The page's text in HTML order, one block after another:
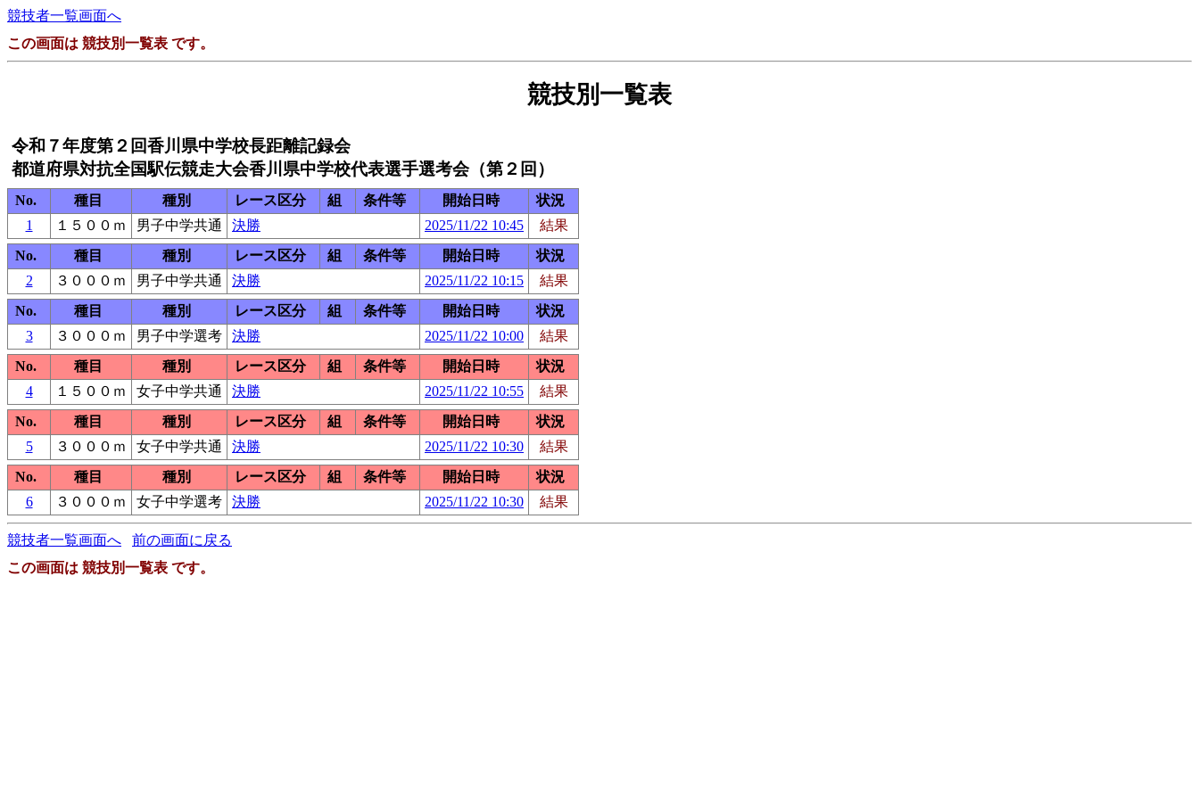
競技者一覧画面へ
この画面は 競技別一覧表 です。
競技別一覧表
令和７年度第２回香川県中学校長距離記録会
都道府県対抗全国駅伝競走大会香川県中学校代表選手選考会（第２回）
No. 種目 種別 レース区分 組 条件等 開始日時
状況
1
１５００ｍ 男子中学共通 決勝 2025/11/22 10:45
結果
No.
種目 種別 レース区分 組 条件等 開始日時
状況
2
３０００ｍ 男子中学共通 決勝 2025/11/22 10:15
結果
No.
種目 種別 レース区分 組 条件等 開始日時
状況
3
３０００ｍ 男子中学選考 決勝 2025/11/22 10:00
結果
No.
種目 種別 レース区分 組 条件等 開始日時
状況
4
１５００ｍ 女子中学共通 決勝 2025/11/22 10:55
結果
No.
種目 種別 レース区分 組 条件等 開始日時
状況
5
３０００ｍ 女子中学共通 決勝 2025/11/22 10:30
結果
No.
種目 種別 レース区分 組 条件等 開始日時
状況
6
３０００ｍ 女子中学選考 決勝 2025/11/22 10:30 結果
競技者一覧画面へ
前の画面に戻る
この画面は 競技別一覧表 です。